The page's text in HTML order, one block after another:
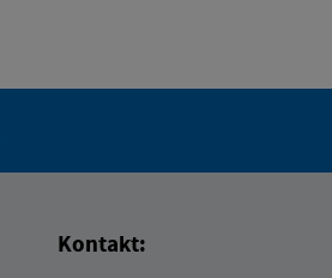
Kontakt: